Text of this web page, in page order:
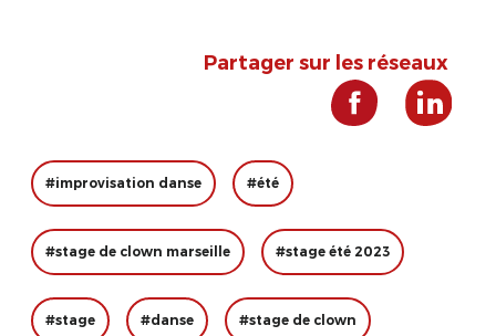
Partager sur les réseaux
#improvisation danse #été
#stage de clown marseille #stage été 2023
#stage #danse #stage de clown